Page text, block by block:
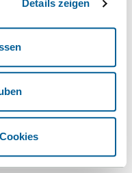
Details zeigen